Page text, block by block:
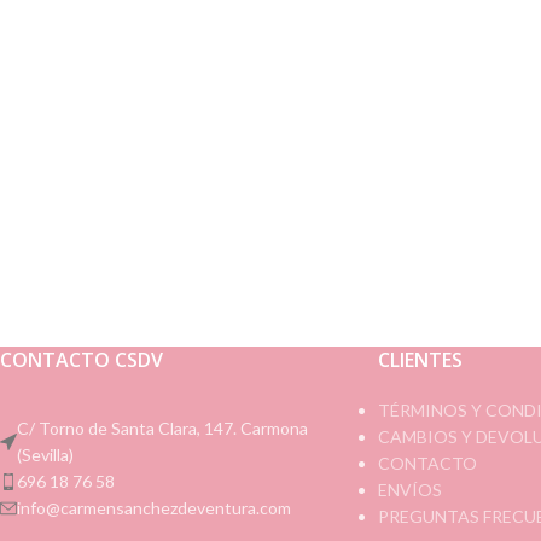
CONTACTO CSDV
C/ Torno de Santa Clara, 147. Carmona
(Sevilla)
696 18 76 58
info@carmensanchezdeventura.com
CLIENTES
TÉRMINOS Y
CAMBIOS Y
CONTACTO
ENVÍOS
PREGUNTAS